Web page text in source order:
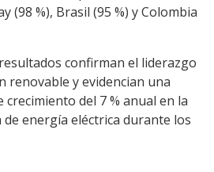
(98 %), Brasil (95 %) y Colombia
confirman el liderazgo
renovable y evidencian una
del 7 % anual en la
energía eléctrica durante los